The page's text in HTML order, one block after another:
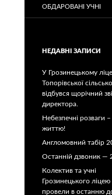
ОБДАРОВАНІ УЧНІ
НЕДАВНІ ЗАПИСИ
У Грозинецькому
Топорівської
відбувся щорічний
директора.
Небезпечні розваги –
життю!
Англомовний табір
Останній дзвоник —
Колектив та учні
Грозинецького ліцею
провели в останню